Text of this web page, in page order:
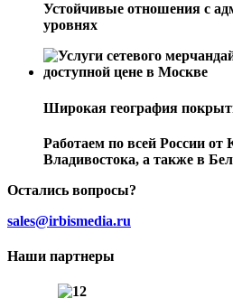
Устойчивые отношения с
уровнях
Широкая география
Работаем по всей России от
Владивостока, а также в
Остались вопросы?
sales@irbismedia.ru
Наши партнеры